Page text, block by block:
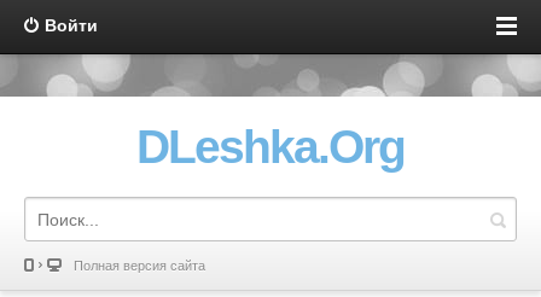
Войти
DLeshka.Org
Полная версия сайта